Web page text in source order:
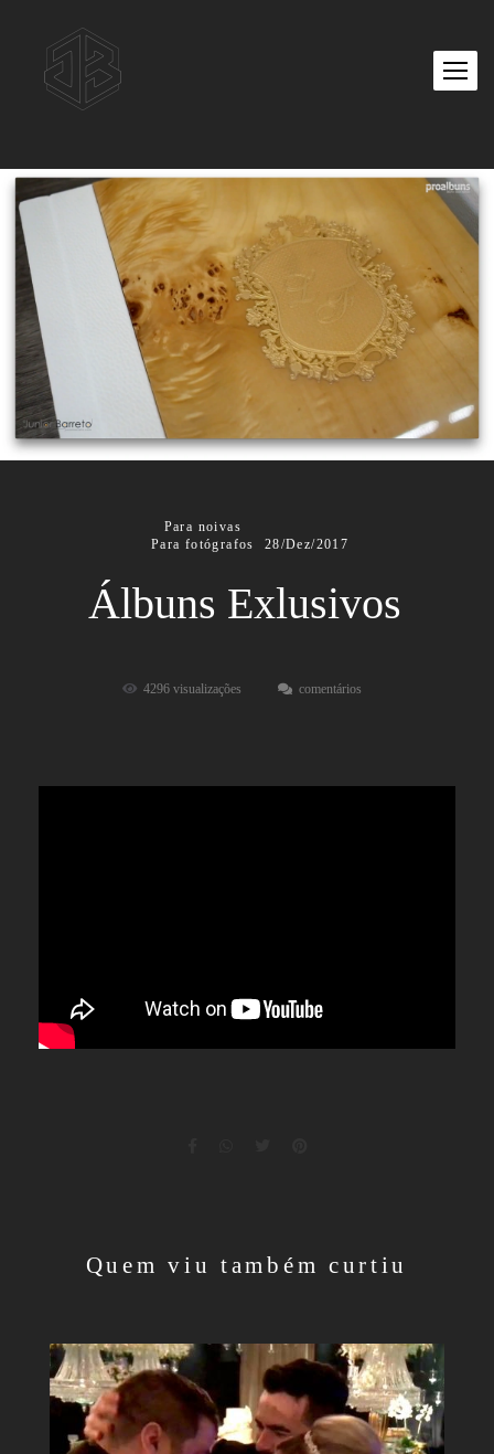
Para noivas
Para fotógrafos
28/Dez/2017
Álbuns Exlusivos
4296visualizações comentários
Quem viu também curtiu